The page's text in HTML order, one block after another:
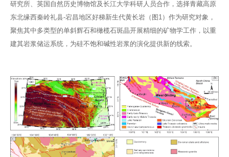
研究所、英国自然历史博物馆及长江大学科研人员合作，选择青藏高原
东北缘西秦岭礼县-宕昌地区好梯新生代黄长岩（图1）作为研究对象，
聚焦其中多类型的单斜辉石和橄榄石斑晶开展精细的矿物学工作，以重
建其岩浆储运系统，为硅不饱和碱性岩浆的演化提供新的线索。